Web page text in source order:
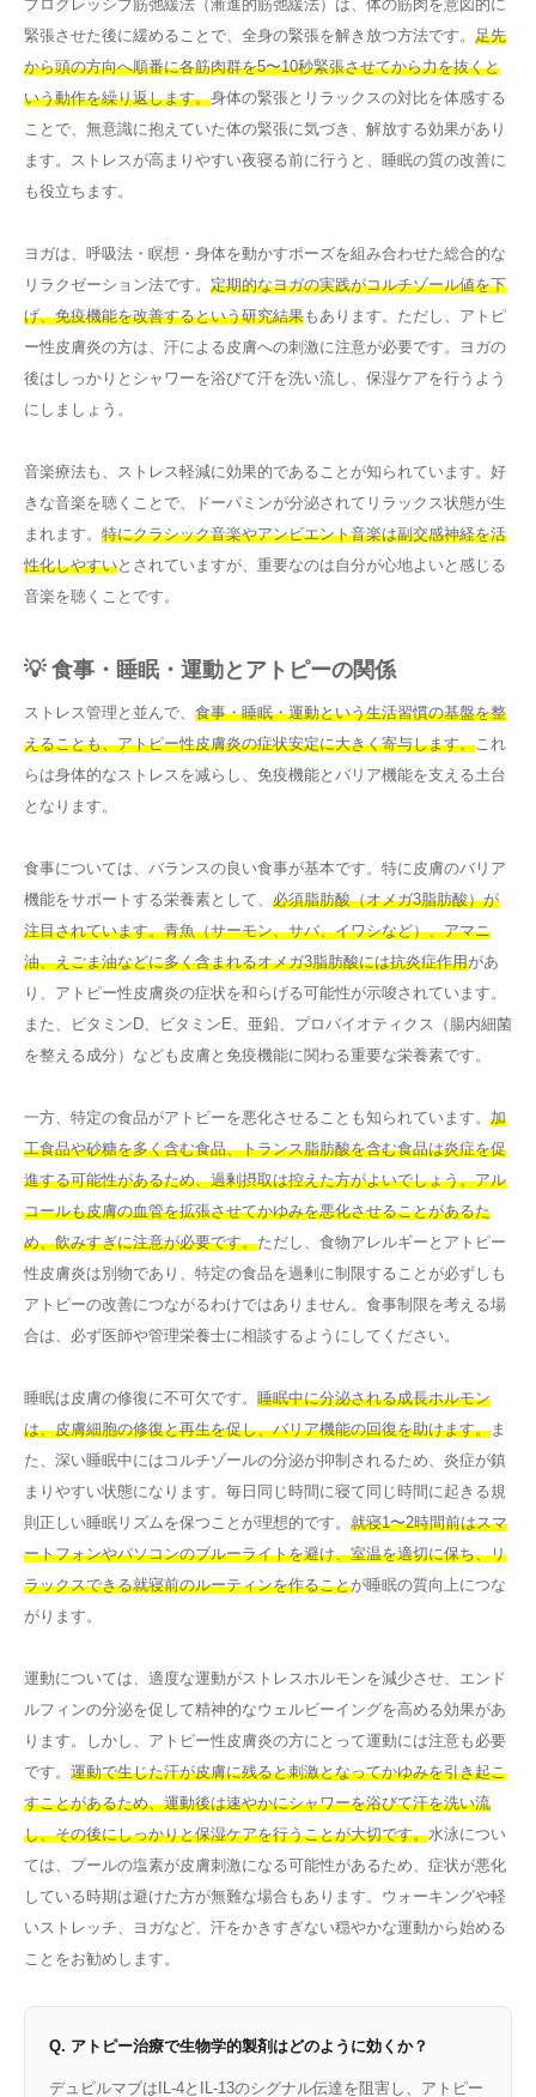
プログレッシブ筋弛緩法（漸進的筋弛緩法）は、体の筋肉を意図的に
緊張させた後に緩めることで、全身の緊張を解き放つ方法です。 足先
から頭の方向へ順番に各筋肉群を5〜10秒緊張させてから力を抜くと
いう動作を繰り返します。身体の緊張とリラックスの対比を体感する
ことで、無意識に抱えていた体の緊張に気づき、解放する効果があり
ます。ストレスが高まりやすい夜寝る前に行うと、睡眠の質の改善に
も役立ちます。
ヨガは、呼吸法・瞑想・身体を動かすポーズを組み合わせた総合的な
リラクゼーション法です。 定期的なヨガの実践がコルチゾール値を下
げ、免疫機能を改善するという研究結果もあります。ただし、アトピ
ー性皮膚炎の方は、汗による皮膚への刺激に注意が必要です。ヨガの
後はしっかりとシャワーを浴びて汗を洗い流し、保湿ケアを行うよう
にしましょう。
音楽療法も、ストレス軽減に効果的であることが知られています。好
きな音楽を聴くことで、ドーパミンが分泌されてリラックス状態が生
まれます。 特にクラシック音楽やアンビエント音楽は副交感神経を活
性化しやすいとされていますが、重要なのは自分が心地よいと感じる
音楽を聴くことです。
💡 食事・睡眠・運動とアトピーの関係
ストレス管理と並んで、 食事・睡眠・運動という生活習慣の基盤を整
えることも、アトピー性皮膚炎の症状安定に大きく寄与します。 これ
らは身体的なストレスを减らし、免疫機能とバリア機能を支える土台
となります。
食事については、バランスの良い食事が基本です。特に皮膚のバリア
機能をサポートする栄養素として、 必須脂肪酸（オメガ3脂肪酸）が
注目されています。青魚（サーモン、サバ、イワシなど）、アマニ
油、えごま油などに多く含まれるオメガ3脂肪酸には抗炎症作用があ
り、アトピー性皮膚炎の症状を和らげる可能性が示唆されています。
また、ビタミンD、ビタミンE、亜鉛、プロバイオティクス（腸内細菌
を整える成分）なども皮膚と免疫機能に関わる重要な栄養素です。
一方、特定の食品がアトピーを悪化させることも知られています。 加
工食品や砂糖を多く含む食品、トランス脂肪酸を含む食品は炎症を促
進する可能性があるため、過剰摂取は控えた方がよいでしょう。アル
コールも皮膚の血管を拡張させてかゆみを悪化させることがあるた
め、飲みすぎに注意が必要です。ただし、食物アレルギーとアトピー
性皮膚炎は別物であり、特定の食品を過剰に制限することが必ずしも
アトピーの改善につながるわけではありません。食事制限を考える場
合は、必ず医師や管理栄養士に相談するようにしてください。
睡眠は皮膚の修復に不可欠です。 睡眠中に分泌される成長ホルモン
は、皮膚細胞の修復と再生を促し、バリア機能の回復を助けます。 ま
た、深い睡眠中にはコルチゾールの分泌が抑制されるため、炎症が鎮
まりやすい状態になります。毎日同じ時間に寝て同じ時間に起きる規
則正しい睡眠リズムを保つことが理想的です。 就寝1〜2時間前はスマ
ートフォンやパソコンのブルーライトを避け、室温を適切に保ち、リ
ラックスできる就寝前のルーティンを作ることが睡眠の質向上につな
がります。
運動については、適度な運動がストレスホルモンを減少させ、エンド
ルフィンの分泌を促して精神的なウェルビーイングを高める効果があ
ります。しかし、アトピー性皮膚炎の方にとって運動には注意も必要
です。 運動で生じた汗が皮膚に残ると刺激となってかゆみを引き起こ
すことがあるため、運動後は速やかにシャワーを浴びて汗を洗い流
し、その後にしっかりと保湿ケアを行うことが大切です。水泳につい
ては、プールの塩素が皮膚刺激になる可能性があるため、症状が悪化
している時期は避けた方が無難な場合もあります。ウォーキングや軽
いストレッチ、ヨガなど、汗をかきすぎない穏やかな運動から始める
ことをお勧めします。
Q. アトピー治療で生物学的製剤はどのように効くか？
デュピルマブはIL-4とIL-13のシグナル伝達を阻害し、アトピー